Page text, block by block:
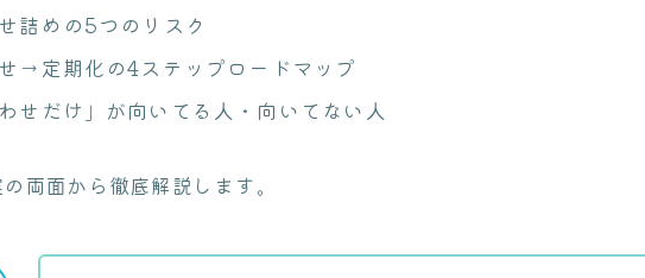
詰めの5つのリスク
→定期化の4ステップロードマップ
わせだけ」が向いてる人・向いてない人
両面から徹底解説します。